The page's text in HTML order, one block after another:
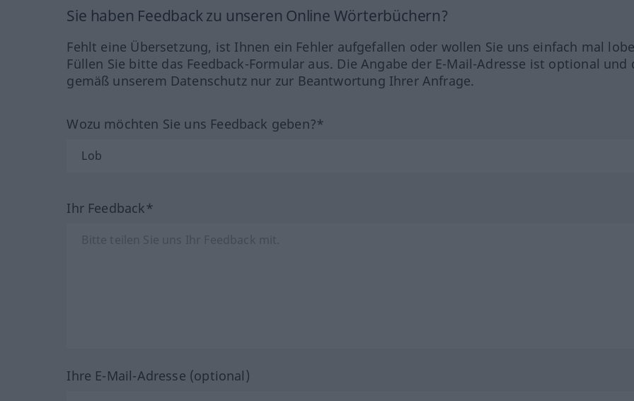
Sie haben Feedback zu unseren Online Wörterbüchern?
Fehlt eine Übersetzung, ist Ihnen ein Fehler aufgefallen oder wollen Sie uns einfach mal
Füllen Sie bitte das Feedback-Formular aus. Die Angabe der E-Mail-Adresse ist optional und
gemäß unserem Datenschutz nur zur Beantwortung Ihrer Anfrage.
Wozu möchten Sie uns Feedback geben?*
Ihr Feedback*
Ihre E-Mail-Adresse (optional)